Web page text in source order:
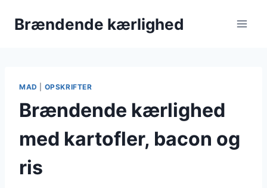
Brændende kærlighed
MAD OPSKRIFTER
Brændende kærlighed
med kartofler, bacon og
ris